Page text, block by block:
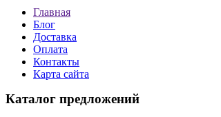
Главная
Блог
Доставка
Оплата
Контакты
Карта сайта
Каталог предложений